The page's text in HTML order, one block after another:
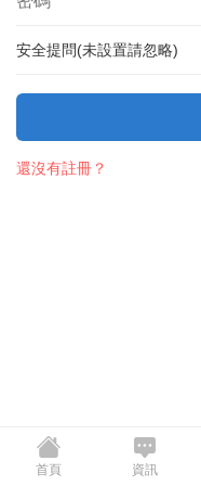
安全提問(未設置請忽略)
還沒有註冊？
首頁 資訊